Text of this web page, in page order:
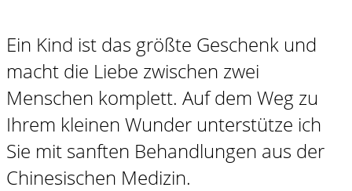
Ein Kind ist das größte Geschenk und
macht die Liebe zwischen zwei
Menschen komplett. Auf dem Weg zu
Ihrem kleinen Wunder unterstütze ich
Sie mit sanften Behandlungen aus der
Chinesischen Medizin.